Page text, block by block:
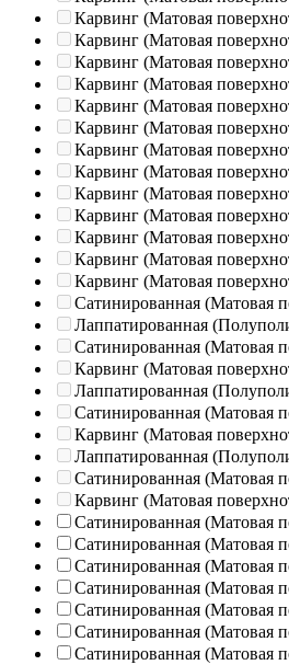
Карвинг (Матовая
Карвинг (Матовая
Карвинг (Матовая
Карвинг (Матовая
Карвинг (Матовая
Карвинг (Матовая
Карвинг (Матовая
Карвинг (Матовая
Карвинг (Матовая
Карвинг (Матовая
Карвинг (Матовая
Карвинг (Матовая
Карвинг (Матовая
Сатинированная (Матовая
Лаппатированная
Сатинированная (Матовая
Карвинг (Матовая
Лаппатированная
Сатинированная (Матовая
Карвинг (Матовая
Лаппатированная
Сатинированная (Матовая
Карвинг (Матовая
Сатинированная (Матовая
Сатинированная (Матовая
Сатинированная (Матовая
Сатинированная (Матовая
Сатинированная (Матовая
Сатинированная (Матовая
Сатинированная (Матовая